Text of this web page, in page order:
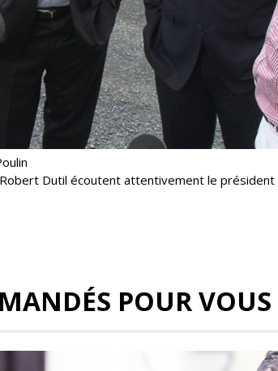
Dutil écoutent attentivement le président
POUR VOUS